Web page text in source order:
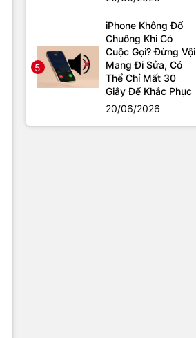
5
iPhone Không Đổ
Chuông Khi Có
Cuộc Gọi? Đừng Vội
Mang Đi Sửa, Có
Thể Chỉ Mất 30
Giây Để Khắc Phục
20/06/2026